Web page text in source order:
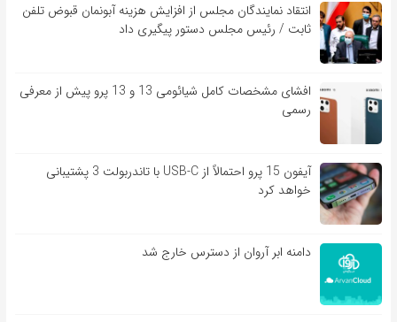
انتقاد نمایندگان مجلس از افزایش هزینه آبونمان قبوض تلفن
ثابت / رئیس مجلس دستور پیگیری داد
افشای مشخصات کامل شیائومی 13 و 13 پرو پیش از معرفی
رسمی
آیفون 15 پرو احتمالاً از USB-C با تاندربولت 3 پشتیبانی
خواهد کرد
دامنه ابر آروان از دسترس خارج شد